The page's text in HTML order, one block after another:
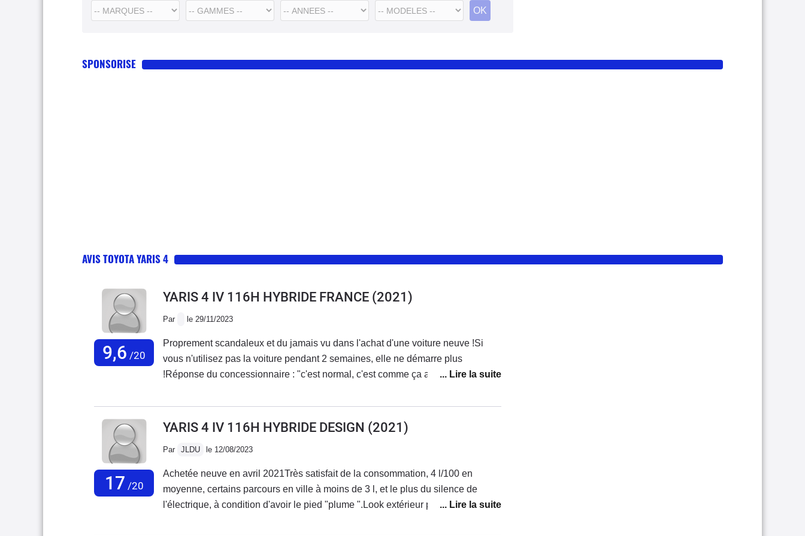
SPONSORISE
AVIS TOYOTA YARIS 4
9,6 /20
YARIS 4 IV 116H HYBRIDE FRANCE (2021)
Par le 29/11/2023
Proprement scandaleux et du jamais vu dans l'achat d'une voiture neuve !Si
vous n'utilisez pas la voiture pendant 2 semaines, elle ne démarre plus
!Réponse du concessionnaire : "c'est normal, c'est comme ça avec les
vous laissez votre voiture à l'aéroport en longue durée (2 semaines)...je pense
la revendre au plus vite et racheter un voiture "normale" c'est à dire en capacité
17 /20
YARIS 4 IV 116H HYBRIDE DESIGN (2021)
Par JLDU le 12/08/2023
Achetée neuve en avril 2021Très satisfait de la consommation, 4 l/100 en
moyenne, certains parcours en ville à moins de 3 l, et le plus du silence de
l'électrique, à condition d'avoir le pied "plume ".Look extérieur plutôt plaisant,